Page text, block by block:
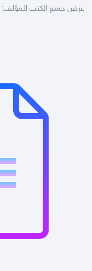
عرض جميع الكتب للمؤلف: